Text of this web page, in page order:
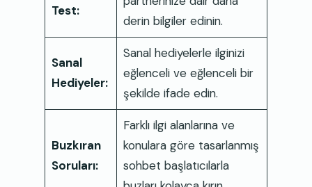
Test:
derin bilgiler edinin.
Sanal
Hediyeler:
Sanal hediyelerle ilginizi
eğlenceli ve eğlenceli bir
şekilde ifade edin.
Buzkıran
Soruları:
Farklı ilgi alanlarına ve
konulara göre tasarlanmış
sohbet başlatıcılarla